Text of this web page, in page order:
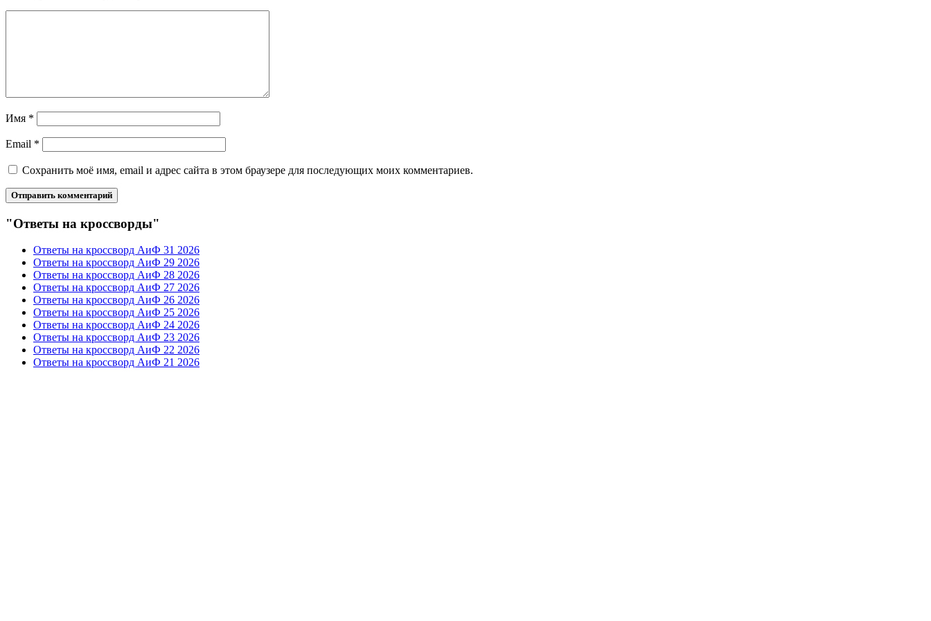
Имя *
Email *
Сохранить моё имя, email и адрес сайта в этом браузере для последующих моих комментариев.
"Ответы на кроссворды"
Ответы на кроссворд АиФ 31 2026
Ответы на кроссворд АиФ 29 2026
Ответы на кроссворд АиФ 28 2026
Ответы на кроссворд АиФ 27 2026
Ответы на кроссворд АиФ 26 2026
Ответы на кроссворд АиФ 25 2026
Ответы на кроссворд АиФ 24 2026
Ответы на кроссворд АиФ 23 2026
Ответы на кроссворд АиФ 22 2026
Ответы на кроссворд АиФ 21 2026